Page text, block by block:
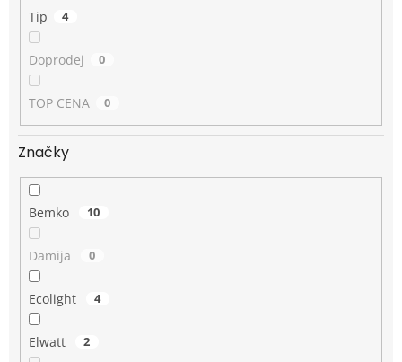
Tip 4
Doprodej 0
TOP CENA 0
Značky
Bemko 10
Damija 0
Ecolight 4
Elwatt 2